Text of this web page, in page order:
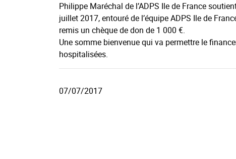
Philippe Maréchal de l’ADPS Ile de France
juillet 2017, entouré de l’équipe ADPS Ile de
remis un chèque de don de 1 000 €.
Une somme bienvenue qui va permettre le
hospitalisées.
07/07/2017